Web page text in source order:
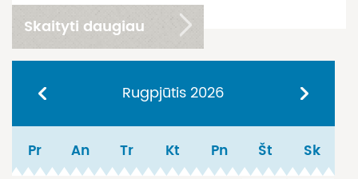
Skaityti daugiau
Rugpjūtis 2026
Pr An Tr Kt Pn Št Sk